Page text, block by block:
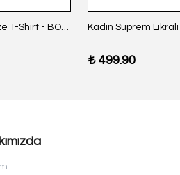
Kadın Suprem Likralı Oversize T-Shirt - BORDO
₺ 499.90